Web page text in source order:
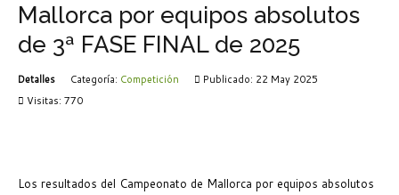
Mallorca por equipos absolutos
de 3ª FASE FINAL de 2025
Detalles Categoría: Competición
Publicado: 22 May 2025
Visitas: 770
Los resultados del Campeonato de Mallorca por equipos absolutos